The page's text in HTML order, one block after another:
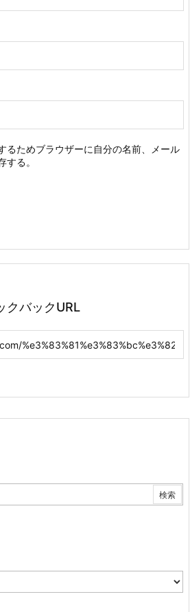
るためブラウザーに自分の名前、メール
する。
クバックURL